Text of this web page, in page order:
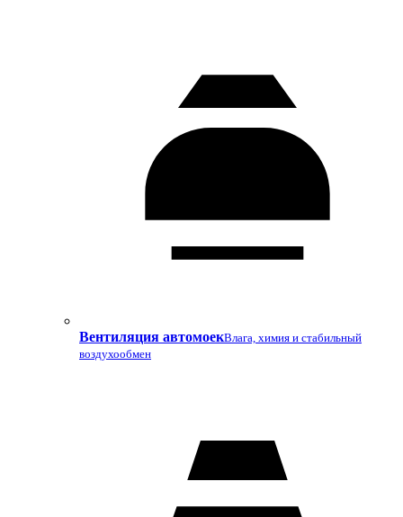
Вентиляция автомоекВлага, химия и стабильный
воздухообмен